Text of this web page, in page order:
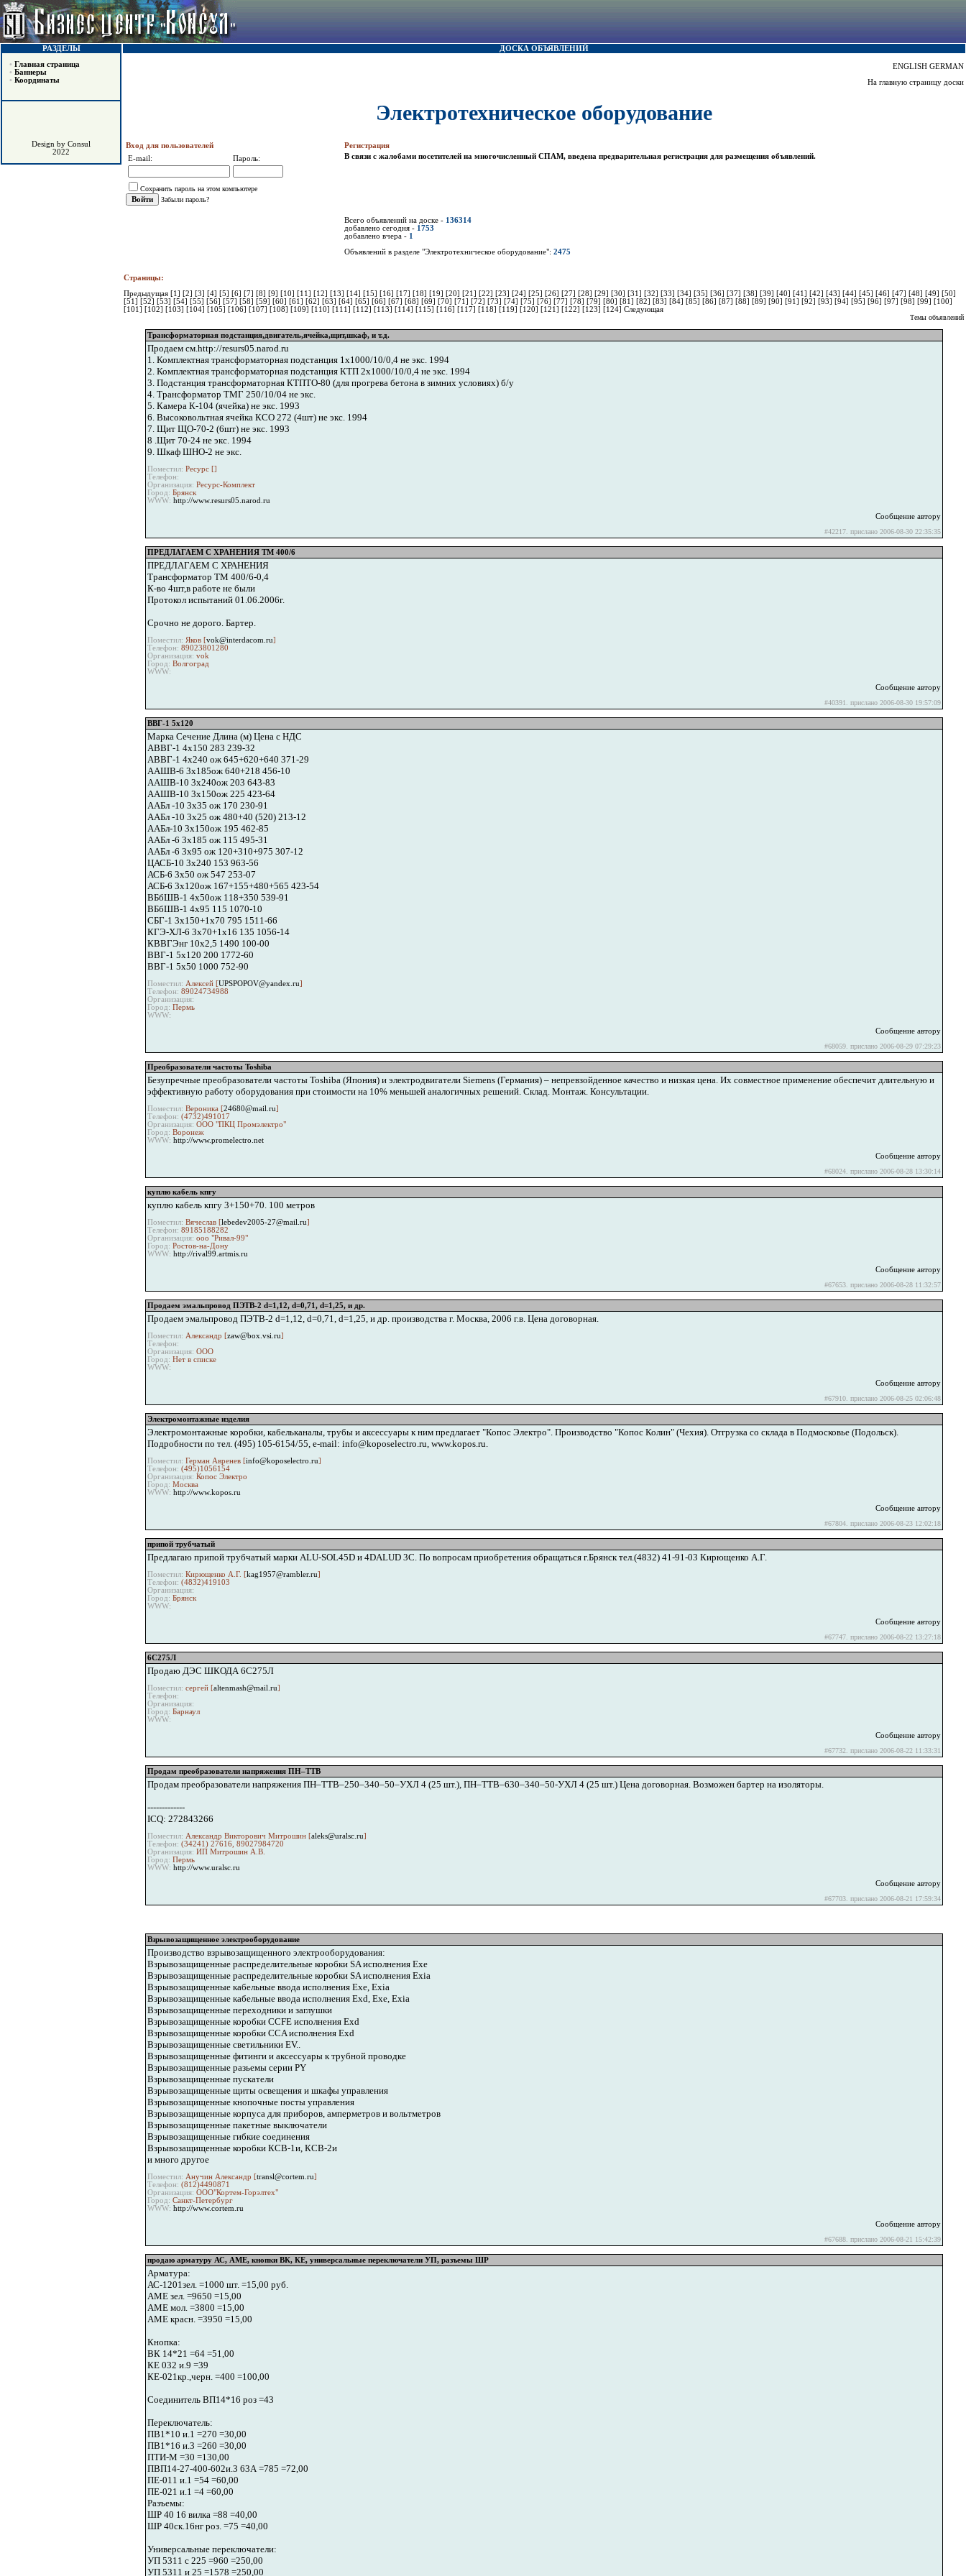
РАЗДЕЛЫ
• Главная страница
• Баннеры
• Координаты
Design by Consul
2022
ДОСКА ОБЪЯВЛЕНИЙ
ENGLISH GERMAN
На главную страницу доски
Электротехническое оборудование
Вход для пользователей
Регистрация
E-mail:
Пароль:
Сохранить пароль на этом компьютере
Забыли пароль?
В связи с жалобами посетителей на многочисленный СПАМ, введена предварительная регистрация для размещения объявлений.
Всего объявлений на доске - 136314
добавлено сегодня - 1753
добавлено вчера - 1
Объявлений в разделе "Электротехническое оборудование": 2475
Страницы:
Предыдущая [1] [2] [3] [4] [5] [6] [7] [8] [9] [10] [11] [12] [13] [14] [15] [16] [17] [18] [19] [20] [21] [22] [23] [24] [25] [26] [27] [28] [29] [30] [31] [32] [33] [34] [35] [36] [37] [38] [39] [40] [41] [42] [43] [44] [45] [46] [47] [48] [49] [50]
[51] [52] [53] [54] [55] [56] [57] [58] [59] [60] [61] [62] [63] [64] [65] [66] [67] [68] [69] [70] [71] [72] [73] [74] [75] [76] [77] [78] [79] [80] [81] [82] [83] [84] [85] [86] [87] [88] [89] [90] [91] [92] [93] [94] [95] [96] [97] [98] [99] [100]
[101] [102] [103] [104] [105] [106] [107] [108] [109] [110] [111] [112] [113] [114] [115] [116] [117] [118] [119] [120] [121] [122] [123] [124] Следующая
Темы объявлений
Трансформаторная подстанция,двигатель,ячейка,щит,шкаф, и т.д.
Продаем см.http://resurs05.narod.ru
1. Комплектная трансформаторная подстанция 1х1000/10/0,4 не экс. 1994
2. Комплектная трансформаторная подстанция КТП 2х1000/10/0,4 не экс. 1994
3. Подстанция трансформаторная КТПТО-80 (для прогрева бетона в зимних условиях) б/у
4. Трансформатор ТМГ 250/10/04 не экс.
5. Камера К-104 (ячейка) не экс. 1993
6. Высоковольтная ячейка КСО 272 (4шт) не экс. 1994
7. Щит ЩО-70-2 (6шт) не экс. 1993
8 .Щит 70-24 не экс. 1994
9. Шкаф ШНО-2 не экс.
Поместил: Ресурс []
Телефон:
Организация: Ресурс-Комплект
Город: Брянск
WWW: http://www.resurs05.narod.ru
Сообщение автору
#42217. прислано 2006-08-30 22:35:35
ПРЕДЛАГАЕМ С ХРАНЕНИЯ ТМ 400/6
ПРЕДЛАГАЕМ С ХРАНЕНИЯ
Трансформатор ТМ 400/6-0,4
К-во 4шт,в работе не были
Протокол испытаний 01.06.2006г.
Срочно не дорого. Бартер.
Поместил: Яков [vok@interdacom.ru]
Телефон: 89023801280
Организация: vok
Город: Волгоград
WWW:
Сообщение автору
#40391. прислано 2006-08-30 19:57:09
ВВГ-1 5х120
Марка Сечение Длина (м) Цена с НДС
АВВГ-1 4х150 283 239-32
АВВГ-1 4х240 ож 645+620+640 371-29
ААШВ-6 3х185ож 640+218 456-10
ААШВ-10 3х240ож 203 643-83
ААШВ-10 3х150ож 225 423-64
ААБл -10 3х35 ож 170 230-91
ААБл -10 3х25 ож 480+40 (520) 213-12
ААБл-10 3х150ож 195 462-85
ААБл -6 3х185 ож 115 495-31
ААБл -6 3х95 ож 120+310+975 307-12
ЦАСБ-10 3х240 153 963-56
АСБ-6 3х50 ож 547 253-07
АСБ-6 3х120ож 167+155+480+565 423-54
ВБбШВ-1 4х50ож 118+350 539-91
ВБбШВ-1 4х95 115 1070-10
СБГ-1 3х150+1х70 795 1511-66
КГЭ-ХЛ-6 3х70+1х16 135 1056-14
КВВГЭнг 10х2,5 1490 100-00
ВВГ-1 5х120 200 1772-60
ВВГ-1 5х50 1000 752-90
Поместил: Алексей [UPSPOPOV@yandex.ru]
Телефон: 89024734988
Организация:
Город: Пермь
WWW:
Сообщение автору
#68059. прислано 2006-08-29 07:29:23
Преобразователи частоты Toshiba
Безупречные преобразователи частоты Toshiba (Япония) и электродвигатели Siemens (Германия) – непревзойденное качество и низкая цена. Их совместное применение обеспечит длительную и
эффективную работу оборудования при стоимости на 10% меньшей аналогичных решений. Склад. Монтаж. Консультации.
Поместил: Вероника [24680@mail.ru]
Телефон: (4732)491017
Организация: ООО "ПКЦ Промэлектро"
Город: Воронеж
WWW: http://www.promelectro.net
Сообщение автору
#68024. прислано 2006-08-28 13:30:14
куплю кабель кпгу
куплю кабель кпгу 3+150+70. 100 метров
Поместил: Вячеслав [lebedev2005-27@mail.ru]
Телефон: 89185188282
Организация: ооо "Ривал-99"
Город: Ростов-на-Дону
WWW: http://rival99.artmis.ru
Сообщение автору
#67653. прислано 2006-08-28 11:32:57
Продаем эмальпровод ПЭТВ-2 d=1,12, d=0,71, d=1,25, и др.
Продаем эмальпровод ПЭТВ-2 d=1,12, d=0,71, d=1,25, и др. производства г. Москва, 2006 г.в. Цена договорная.
Поместил: Александр [zaw@box.vsi.ru]
Телефон:
Организация: ООО
Город: Нет в списке
WWW:
Сообщение автору
#67910. прислано 2006-08-25 02:06:48
Электромонтажные изделия
Электромонтажные коробки, кабельканалы, трубы и аксессуары к ним предлагает "Копос Электро". Производство "Копос Колин" (Чехия). Отгрузка со склада в Подмосковье (Подольск).
Подробности по тел. (495) 105-6154/55, e-mail: info@koposelectro.ru, www.kopos.ru.
Поместил: Герман Авренев [info@koposelectro.ru]
Телефон: (495)1056154
Организация: Копос Электро
Город: Москва
WWW: http://www.kopos.ru
Сообщение автору
#67804. прислано 2006-08-23 12:02:18
припой трубчатый
Предлагаю припой трубчатый марки ALU-SOL45D и 4DALUD 3C. По вопросам приобретения обращаться г.Брянск тел.(4832) 41-91-03 Кирющенко А.Г.
Поместил: Кирющенко А.Г. [kag1957@rambler.ru]
Телефон: (4832)419103
Организация:
Город: Брянск
WWW:
Сообщение автору
#67747. прислано 2006-08-22 13:27:18
6С275Л
Продаю ДЭС ШКОДА 6С275Л
Поместил: сергей [altenmash@mail.ru]
Телефон:
Организация:
Город: Барнаул
WWW:
Сообщение автору
#67732. прислано 2006-08-22 11:33:31
Продам преобразователи напряжения ПН–ТТВ
Продам преобразователи напряжения ПН–ТТВ–250–340–50–УХЛ 4 (25 шт.), ПН–ТТВ–630–340–50-УХЛ 4 (25 шт.) Цена договорная. Возможен бартер на изоляторы.
-------------
ICQ: 272843266
Поместил: Александр Викторович Митрошин [aleks@uralsc.ru]
Телефон: (34241) 27616, 89027984720
Организация: ИП Митрошин А.В.
Город: Пермь
WWW: http://www.uralsc.ru
Сообщение автору
#67703. прислано 2006-08-21 17:59:34
Взрывозащищенное электрооборудование
Производство взрывозащищенного электрооборудования:
Взрывозащищенные распределительные коробки SA исполнения Exe
Взрывозащищенные распределительные коробки SA исполнения Exia
Взрывозащищенные кабельные ввода исполнения Exe, Exia
Взрывозащищенные кабельные ввода исполнения Exd, Exe, Exia
Взрывозащищенные переходники и заглушки
Взрывозащищенные коробки CCFE исполнения Exd
Взрывозащищенные коробки CCA исполнения Exd
Взрывозащищенные светильники EV..
Взрывозащищенные фитинги и аксессуары к трубной проводке
Взрывозащищенные разьемы серии PY
Взрывозащищенные пускатели
Взрывозащищенные щиты освещения и шкафы управления
Взрывозащищенные кнопочные посты управления
Взрывозащищенные корпуса для приборов, амперметров и вольтметров
Взрывозащищенные пакетные выключатели
Взрывозащищенные гибкие соединения
Взрывозащищенные коробки КСВ-1и, КСВ-2и
и много другое
Поместил: Анучин Александр [transl@cortem.ru]
Телефон: (812)4490871
Организация: ООО"Кортем-Горэлтех"
Город: Санкт-Петербург
WWW: http://www.cortem.ru
Сообщение автору
#67688. прислано 2006-08-21 15:42:39
продаю арматуру АС, АМЕ, кнопки ВК, КЕ, универсальные переключатели УП, разъемы ШР
Арматура:
АС-1201зел. =1000 шт. =15,00 руб.
АМЕ зел. =9650 =15,00
АМЕ мол. =3800 =15,00
АМЕ красн. =3950 =15,00
Кнопка:
ВК 14*21 =64 =51,00
КЕ 032 и.9 =39
КЕ-021кр.,черн. =400 =100,00
Соединитель ВП14*16 роз =43
Переключатель:
ПВ1*10 и.1 =270 =30,00
ПВ1*16 и.3 =260 =30,00
ПТИ-М =30 =130,00
ПВП14-27-400-602и.3 63А =785 =72,00
ПЕ-011 и.1 =54 =60,00
ПЕ-021 и.1 =4 =60,00
Разъемы:
ШР 40 16 вилка =88 =40,00
ШР 40ск.16нг роз. =75 =40,00
Универсальные переключатели:
УП 5311 с 225 =960 =250,00
УП 5311 и 25 =1578 =250,00